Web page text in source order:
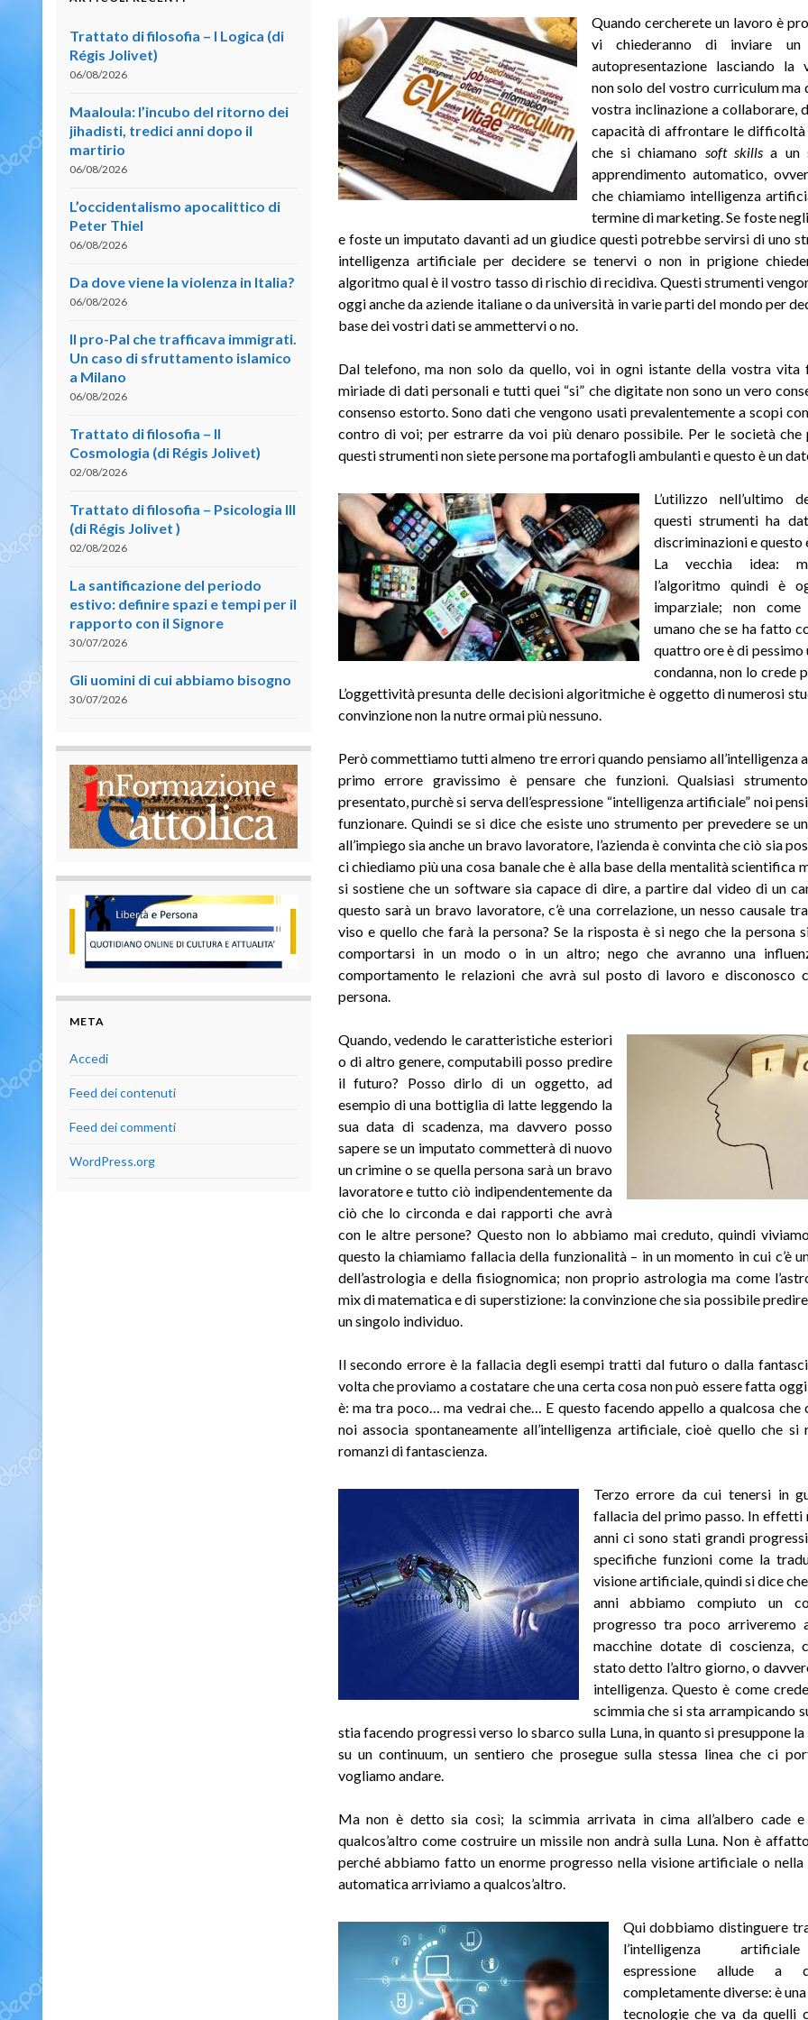
Quando cercherete un lavoro è
vi chiederanno di inviare
autopresentazione lasciando la
non solo del vostro curriculum ma
vostra inclinazione a collaborare,
capacità di affrontare le difficoltà
che si chiamano soft skills a un
apprendimento automatico,
che chiamiamo intelligenza
termine di marketing. Se foste
e foste un imputato davanti ad un giudice questi potrebbe servirsi di uno
intelligenza artificiale per decidere se tenervi o non in prigione
algoritmo qual è il vostro tasso di rischio di recidiva. Questi strumenti
oggi anche da aziende italiane o da università in varie parti del mondo per
base dei vostri dati se ammettervi o no.
Dal telefono, ma non solo da quello, voi in ogni istante della vostra vita
miriade di dati personali e tutti quei “si” che digitate non sono un vero
consenso estorto. Sono dati che vengono usati prevalentemente a scopi
contro di voi; per estrarre da voi più denaro possibile. Per le società che
questi strumenti non siete persone ma portafogli ambulanti e questo è un
L’utilizzo nell’ultimo
questi strumenti ha
discriminazioni e questo
La vecchia idea:
l’algoritmo quindi è
imparziale; non
umano che se ha fatto
quattro ore è di pessimo
condanna, non lo crede
L’oggettività presunta delle decisioni algoritmiche è oggetto di numerosi
convinzione non la nutre ormai più nessuno.
Però commettiamo tutti almeno tre errori quando pensiamo all’intelligenza
primo errore gravissimo è pensare che funzioni. Qualsiasi
presentato, purchè si serva dell’espressione “intelligenza artificiale” noi
funzionare. Quindi se si dice che esiste uno strumento per prevedere se
all’impiego sia anche un bravo lavoratore, l’azienda è convinta che ciò sia
ci chiediamo più una cosa banale che è alla base della mentalità scientifica
si sostiene che un software sia capace di dire, a partire dal video di un
questo sarà un bravo lavoratore, c’è una correlazione, un nesso causale
viso e quello che farà la persona? Se la risposta è si nego che la persona
comportarsi in un modo o in un altro; nego che avranno una
comportamento le relazioni che avrà sul posto di lavoro e disconosco
persona.
Quando, vedendo le caratteristiche esteriori
o di altro genere, computabili posso predire
il futuro? Posso dirlo di un oggetto, ad
esempio di una bottiglia di latte leggendo la
sua data di scadenza, ma davvero posso
sapere se un imputato commetterà di nuovo
un crimine o se quella persona sarà un bravo
lavoratore e tutto ciò indipendentemente da
ciò che lo circonda e dai rapporti che avrà
con le altre persone? Questo non lo abbiamo mai creduto, quindi
questo la chiamiamo fallacia della funzionalità – in un momento in cui c’è
dell’astrologia e della fisiognomica; non proprio astrologia ma come
mix di matematica e di superstizione: la convinzione che sia possibile
un singolo individuo.
Il secondo errore è la fallacia degli esempi tratti dal futuro o dalla
volta che proviamo a costatare che una certa cosa non può essere fatta
è: ma tra poco… ma vedrai che… E questo facendo appello a qualcosa che
noi associa spontaneamente all’intelligenza artificiale, cioè quello che si
romanzi di fantascienza.
Terzo errore da cui tenersi in
fallacia del primo passo. In effetti
anni ci sono stati grandi
specifiche funzioni come la
visione artificiale, quindi si dice
anni abbiamo compiuto un
progresso tra poco arriveremo
macchine dotate di coscienza,
stato detto l’altro giorno, o
intelligenza. Questo è come
scimmia che si sta arrampicando
stia facendo progressi verso lo sbarco sulla Luna, in quanto si presuppone la
su un continuum, un sentiero che prosegue sulla stessa linea che ci
vogliamo andare.
Ma non è detto sia così; la scimmia arrivata in cima all’albero cade
qualcos’altro come costruire un missile non andrà sulla Luna. Non è
perché abbiamo fatto un enorme progresso nella visione artificiale o nella
automatica arriviamo a qualcos’altro.
Qui dobbiamo distinguere
l’intelligenza
espressione allude a
completamente diverse: è
tecnologie che va da quelli
Trattato di filosofia – I Logica (di
Régis Jolivet)
06/08/2026
Maaloula: l’incubo del ritorno dei
jihadisti, tredici anni dopo il
martirio
06/08/2026
L’occidentalismo apocalittico di
Peter Thiel
06/08/2026
Da dove viene la violenza in Italia?
06/08/2026
Il pro-Pal che trafficava immigrati.
Un caso di sfruttamento islamico
a Milano
06/08/2026
Trattato di filosofia – II
Cosmologia (di Régis Jolivet)
02/08/2026
Trattato di filosofia – Psicologia III
(di Régis Jolivet )
02/08/2026
La santificazione del periodo
estivo: definire spazi e tempi per il
rapporto con il Signore
30/07/2026
Gli uomini di cui abbiamo bisogno
30/07/2026
META
Accedi
Feed dei contenuti
Feed dei commenti
WordPress.org